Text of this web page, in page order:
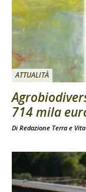
ATTUALITÀ
714 mila
Di Redazione Terra e Vita